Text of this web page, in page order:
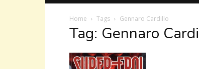
Home Tags Gennaro Cardillo
Tag: Gennaro